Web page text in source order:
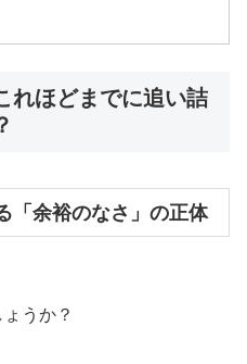
れほどまでに追い詰
「余裕のなさ」の正体
うか？